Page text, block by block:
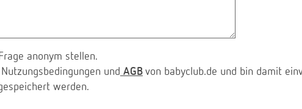
anonym stellen.
und AGB von babyclub.de und bin damit
werden.